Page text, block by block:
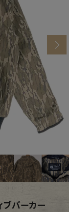
ーディネート
探す
パーカー